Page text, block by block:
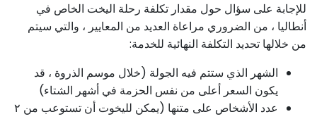
للإجابة على سؤال حول مقدار تكلفة رحلة اليخت الخاص في
أنطاليا ، من الضروري مراعاة العديد من المعايير ، والتي سيتم
من خلالها تحديد التكلفة النهائية للخدمة:
الشهر الذي ستتم فيه الجولة (خلال موسم الذروة ، قد
يكون السعر أعلى من نفس الحزمة في أشهر الشتاء)
عدد الأشخاص على متنها (يمكن لليخوت أن تستوعب من ٢